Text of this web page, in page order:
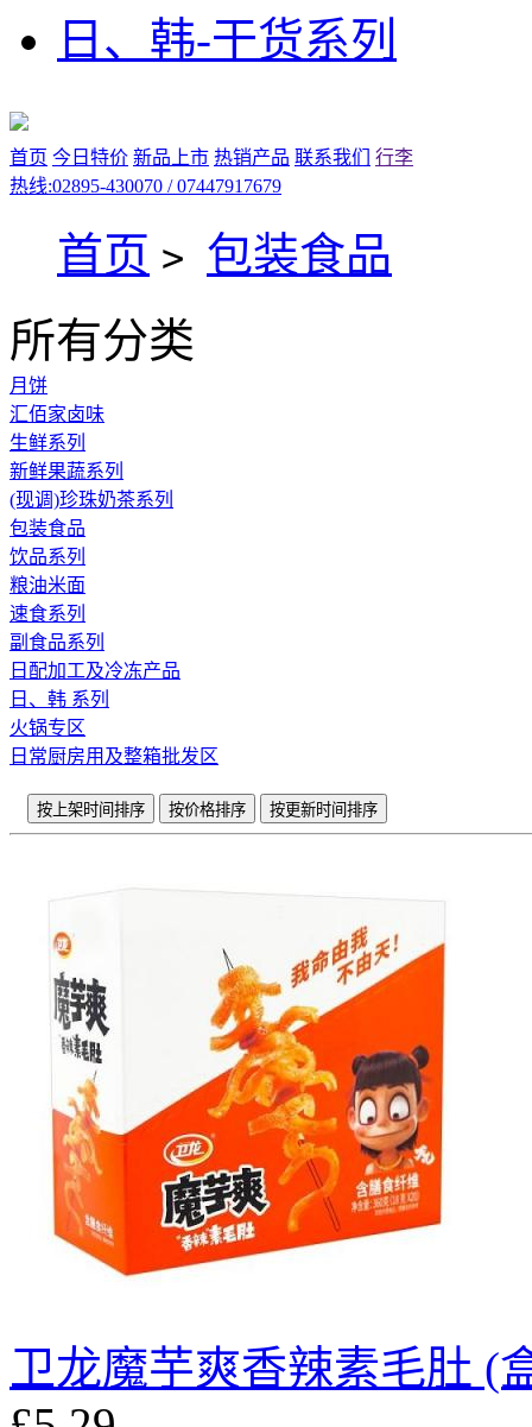
日、韩-干货系列
首页 今日特价 新品上市 热销产品 联系我们
行李
热线:02895-430070 / 07447917679
首页 > 包装食品
所有分类
月饼
汇佰家卤味
生鲜系列
新鲜果蔬系列
(现调)珍珠奶茶系列
包装食品
饮品系列
粮油米面
速食系列
副食品系列
日配加工及冷冻产品
日、韩 系列
火锅专区
日常厨房用及整箱批发区
按上架时间排序 按价格排序 按更新时间排序
卫龙魔芋爽香辣素毛肚 (